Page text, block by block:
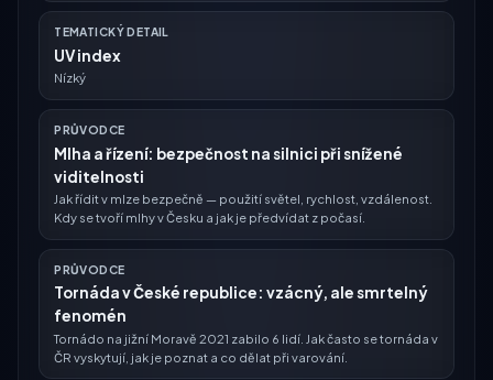
TEMATICKÝ DETAIL
UV index
Nízký
PRŮVODCE
Mlha a řízení: bezpečnost na silnici při snížené
viditelnosti
Jak řídit v mlze bezpečně — použití světel, rychlost, vzdálenost.
Kdy se tvoří mlhy v Česku a jak je předvídat z počasí.
PRŮVODCE
Tornáda v České republice: vzácný, ale smrtelný
fenomén
Tornádo na jižní Moravě 2021 zabilo 6 lidí. Jak často se tornáda v
ČR vyskytují, jak je poznat a co dělat při varování.